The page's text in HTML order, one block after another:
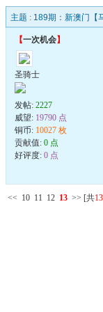
主题 : 189期：新澳门
【一次机会】
圣骑士
发帖: 2227
威望: 19790 点
铜币: 10027 枚
贡献值: 0 点
好评度: 0 点
<< 10 11 12 13 >> [共13